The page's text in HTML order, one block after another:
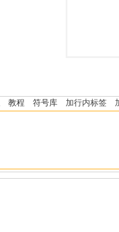
教程 符号库 加行内标签